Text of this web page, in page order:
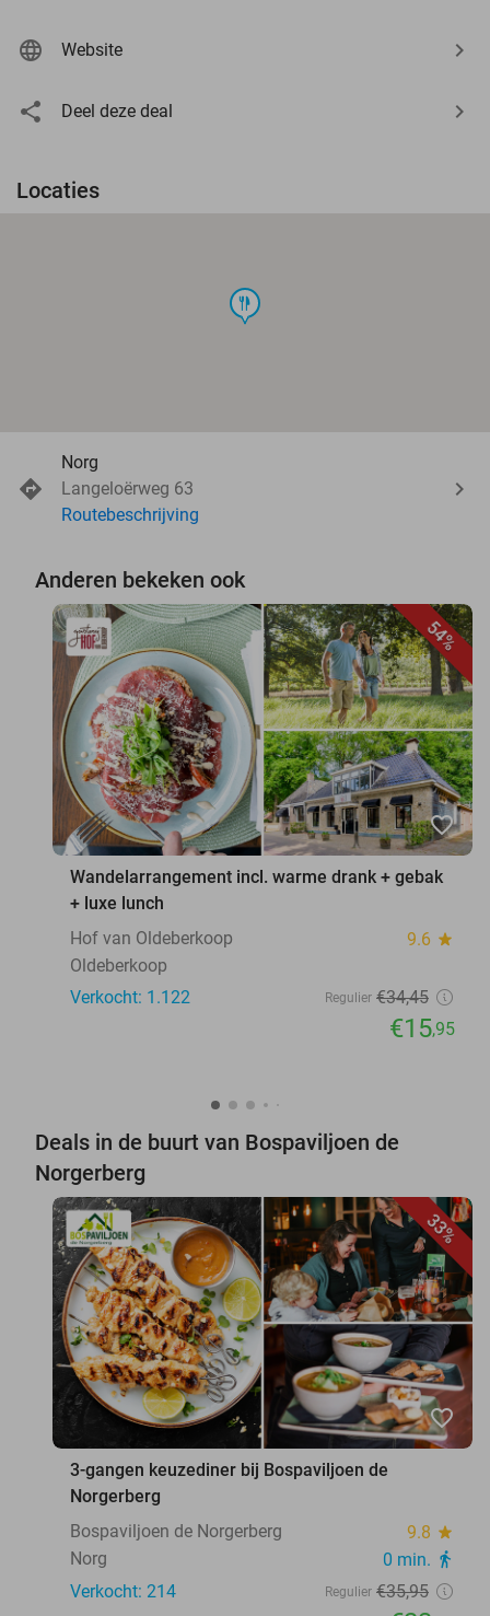
Website
Deel deze deal
Locaties
food
Norg
Langeloërweg 63
Routebeschrijving
Anderen bekeken ook
54%
favorite_border
Wandelarrangement incl. warme drank + gebak
+ luxe lunch
Hof van Oldeberkoop
9.6 star
Oldeberkoop
Verkocht: 1.122
Regulier €34,45
€15,95
Deals in de buurt van Bospaviljoen de
Norgerberg
33%
favorite_border
3-gangen keuzediner bij Bospaviljoen de
Norgerberg
Bospaviljoen de Norgerberg
9.8 star
Norg 0 min. directions_walk
Verkocht: 214 Regulier €35,95